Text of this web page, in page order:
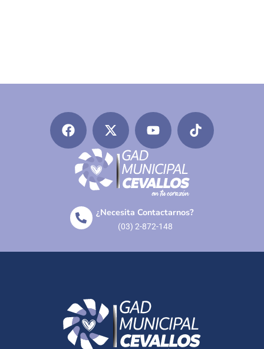
¿Necesita Contactarnos?
(03) 2-872-148